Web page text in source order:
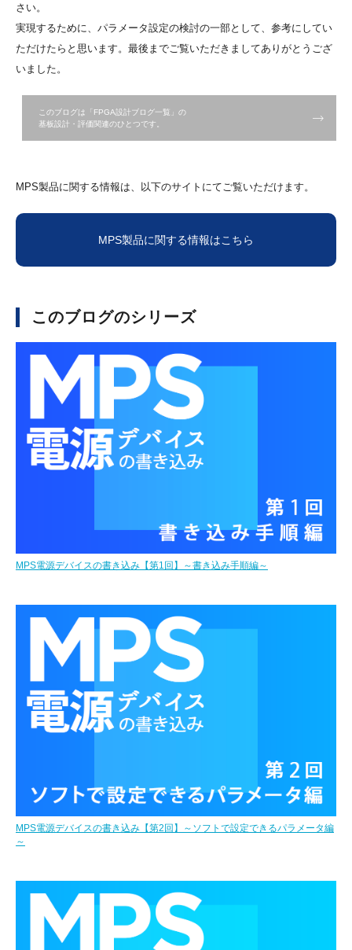
さい。
実現するために、パラメータ設定の検討の一部として、参考にしてい
ただけたらと思います。最後までご覧いただきましてありがとうござ
いました。
このブログは「FPGA設計ブログ一覧」の
基板設計・評価関連のひとつです。
MPS製品に関する情報は、以下のサイトにてご覧いただけます。
MPS製品に関する情報はこちら
このブログのシリーズ
MPS電源デバイスの書き込み【第1回】～書き込み手順編～
MPS電源デバイスの書き込み【第2回】～ソフトで設定できるパラメータ編
～